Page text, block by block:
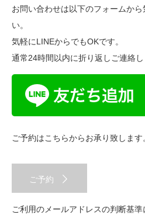
お問い合わせは以下のフォームから
い。
気軽にLINEからでもOKです。
通常24時間以内に折り返しご連絡し
ご予約はこちらからお承り致します
ご予約
ご利用のメールアドレスの判断基